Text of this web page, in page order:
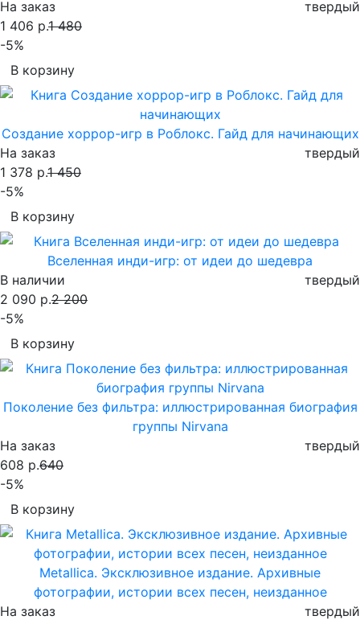
На заказ
твердый
1 406 р.1 480
-5%
В корзину
Создание хоррор-игр в Роблокс. Гайд для начинающих
На заказ
твердый
1 378 р.1 450
-5%
В корзину
Вселенная инди-игр: от идеи до шедевра
В наличии
твердый
2 090 р.2 200
-5%
В корзину
Поколение без фильтра: иллюстрированная биография
группы Nirvana
На заказ
твердый
608 р.640
-5%
В корзину
Metallica. Эксклюзивное издание. Архивные
фотографии, истории всех песен, неизданное
На заказ
твердый